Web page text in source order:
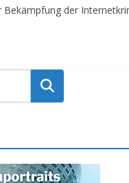
Bekämpfung der
Suchen